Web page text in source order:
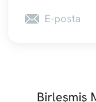
E-posta
Birleşmiş